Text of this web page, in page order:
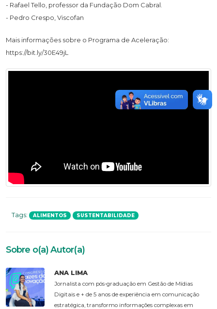
- Rafael Tello, professor da Fundação Dom Cabral.
- Pedro Crespo, Viscofan
Mais informações sobre o Programa de Aceleração:
https://bit.ly/30E49jL
Tags: ALIMENTOS SUSTENTABILIDADE
Sobre o(a) Autor(a)
ANA LIMA
Jornalista com pós-graduação em Gestão de Mídias
Digitais e + de 5 anos de experiência em comunicação
estratégica, transformo informações complexas em